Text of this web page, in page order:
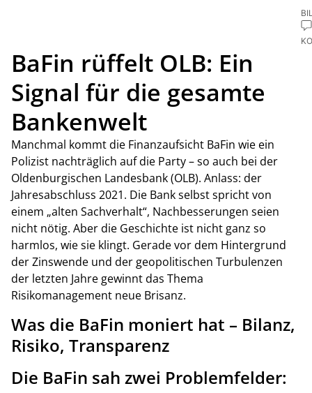
BaFin rüffelt OLB: Ein
Signal für die gesamte
Bankenwelt
Manchmal kommt die Finanzaufsicht BaFin wie ein
Polizist nachträglich auf die Party – so auch bei der
Oldenburgischen Landesbank (OLB). Anlass: der
Jahresabschluss 2021. Die Bank selbst spricht von
einem „alten Sachverhalt“, Nachbesserungen seien
nicht nötig. Aber die Geschichte ist nicht ganz so
harmlos, wie sie klingt. Gerade vor dem Hintergrund
der Zinswende und der geopolitischen Turbulenzen
der letzten Jahre gewinnt das Thema
Risikomanagement neue Brisanz.
Was die BaFin moniert hat – Bilanz,
Risiko, Transparenz
Die BaFin sah zwei Problemfelder: